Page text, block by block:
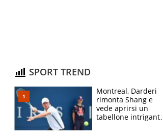
SPORT TREND
Montreal, Darderi
rimonta Shang e
vede aprirsi un
tabellone intrigante: